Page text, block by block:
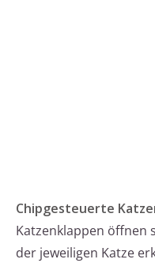
Chipgesteuerte
Katzenklappen öffnen
der jeweiligen Katze